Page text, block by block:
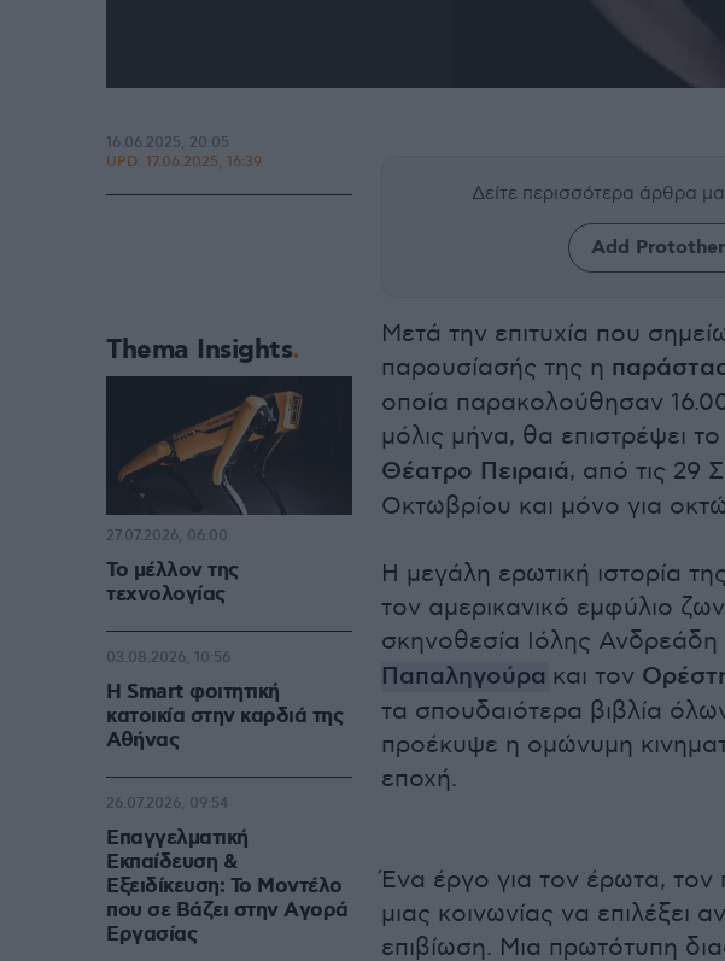
Δείτε περισσότερα άρθρα
Add
Μετά την επιτυχία που
παρουσίασής της η
οποία παρακολούθησαν
μόλις μήνα, θα επιστρέψει
Θέατρο Πειραιά, από τις 29
Οκτωβρίου και μόνο για
Η μεγάλη ερωτική ιστορία
τον αμερικανικό εμφύλιο
σκηνοθεσία Ιόλης Ανδρεάδη
Παπαληγούρα και τον
τα σπουδαιότερα βιβλία
προέκυψε η ομώνυμη
εποχή.
Ένα έργο για τον έρωτα,
μιας κοινωνίας να επιλέξει
επιβίωση. Μια πρωτότυπη
16.06.2025, 20:05
UPD: 17.06.2025, 16:39
Thema Insights
Το μέλλον της
τεχνολογίας
27.07.2026, 06:00
Η Smart φοιτητική
κατοικία στην καρδιά της
Αθήνας
03.08.2026, 10:56
Επαγγελματική
Εκπαίδευση &
Εξειδίκευση: Το Mοντέλο
που σε Bάζει στην Aγορά
Eργασίας
26.07.2026, 09:54